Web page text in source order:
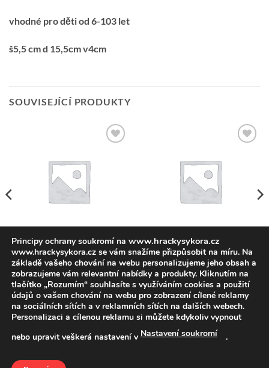
vhodné pro děti od 6-103 let
š5,5 cm d 15,5cm v4cm
SOUVISEJÍCÍ PRODUKTY
oblíbeným
NEZAŘAZENÉ
Hlavolam čtverec-tangram-
7dílků
28,93Kč
bez DPH
35,00Kč vč DPH
oblíbeným
NEZAŘAZENÉ
STROM-PODZIM-3
1 198,35Kčbez DPH
1 450,00Kč vč DPH
Principy ochrany soukromí na www.hrackysykora.cz
www.hrackysykora.cz se vám snažíme přizpůsobit na míru. Na
základě vašeho chování na webu personalizujeme jeho obsah a
zobrazujeme vám relevantní nabídky a produkty. Kliknutím na
tlačítko „Rozumím“ souhlasíte s využíváním cookies a použití
údajů o vašem chování na webu pro zobrazení cílené reklamy
na sociálních sítích a v reklamních sítích na dalších webech.
Personalizaci a cílenou reklamu si můžete kdykoliv vypnout
nebo upravit veškerá nastavení v Nastavení soukromí .